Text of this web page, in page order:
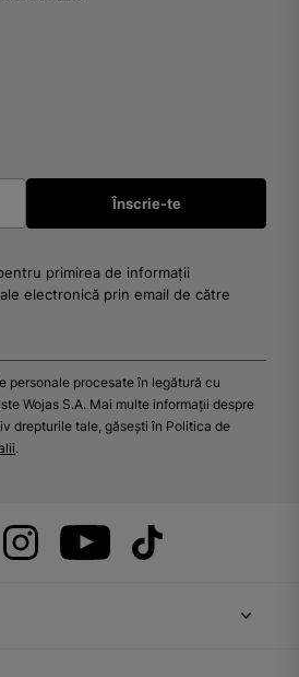
primirea de informații
electronică prin email de către
personale procesate în legătură cu
Wojas S.A. Mai multe informații despre
drepturile tale, găsești în Politica de
.